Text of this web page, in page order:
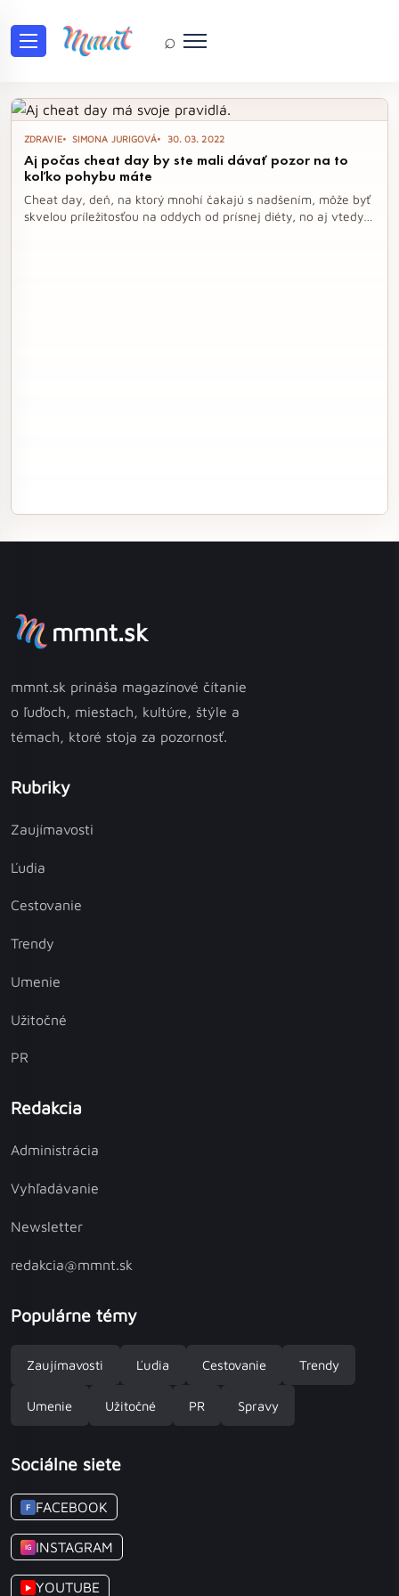
⌕
Tag: cheat day
ZDRAVIE SIMONA JURIGOVÁ 30. 03. 2022
Aj počas cheat day by ste mali dávať pozor na to
koľko pohybu máte
Cheat day, deň, na ktorý mnohí čakajú s nadšením, môže byť
skvelou príležitosťou na oddych od prísnej diéty, no aj vtedy
mmnt.sk
mmnt.sk prináša magazínové čítanie
o ľuďoch, miestach, kultúre, štýle a
témach, ktoré stoja za pozornosť.
Rubriky
Zaujímavosti
Ľudia
Cestovanie
Trendy
Umenie
Užitočné
PR
Redakcia
Administrácia
Vyhľadávanie
Newsletter
redakcia@mmnt.sk
Populárne témy
Zaujímavosti Ľudia Cestovanie Trendy
Umenie Užitočné PR Spravy
Sociálne siete
F FACEBOOK
IG INSTAGRAM
▶ YOUTUBE